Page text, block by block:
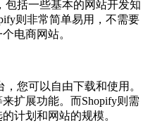
包括一些基本的网站开发知
则非常简单易用，不需要
电商网站。
，您可以自由下载和使用。
扩展功能。而Shopify则需
计划和网站的规模。